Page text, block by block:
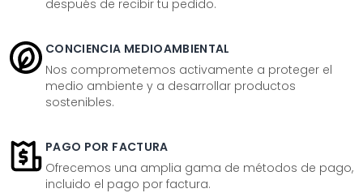
después de recibir tu pedido.
CONCIENCIA MEDIOAMBIENTAL
Nos comprometemos activamente a proteger el
medio ambiente y a desarrollar productos
sostenibles.
PAGO POR FACTURA
Ofrecemos una amplia gama de métodos de pago,
incluido el pago por factura.